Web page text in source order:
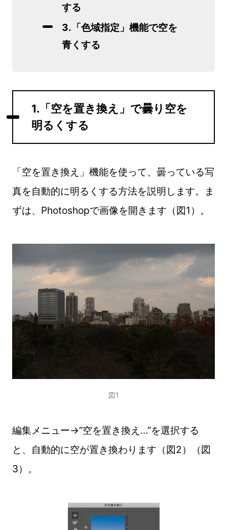
する
3.「色域指定」機能で空を
青くする
1.「空を置き換え」で曇り空を
明るくする
「空を置き換え」機能を使って、曇っている写
真を自動的に明るくする方法を説明します。ま
ずは、Photoshopで画像を開きます（図1）。
図1
編集メニュー→“空を置き換え...”を選択する
と、自動的に空が置き換わります（図2）（図
3）。